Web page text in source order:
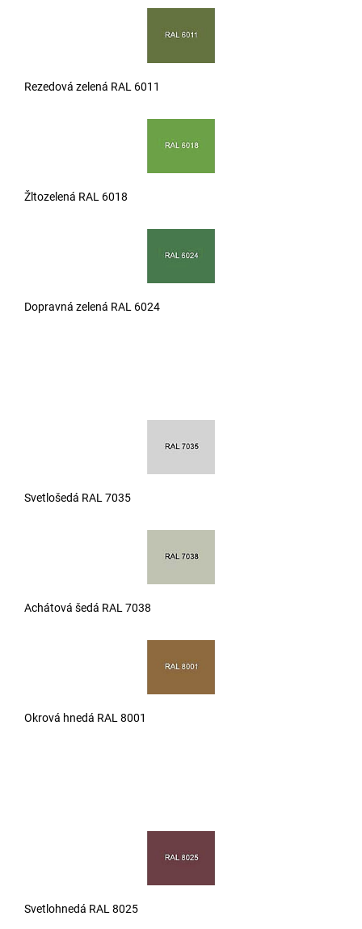
Rezedová zelená RAL 6011
Žltozelená RAL 6018
Dopravná zelená RAL 6024
Svetlošedá RAL 7035
Achátová šedá RAL 7038
Okrová hnedá RAL 8001
Svetlohnedá RAL 8025